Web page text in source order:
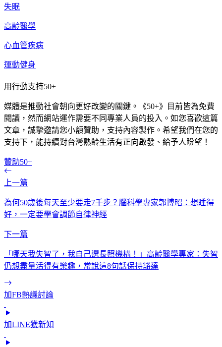
失眠
高齡醫學
心血管疾病
運動健身
用行動支持50+
媒體是推動社會朝向更好改變的關鍵。《50+》目前皆為免費
閱讀，然而網站運作需要不同專業人員的投入。如您喜歡這篇
文章，誠摯邀請您小額贊助，支持內容製作。希望我們在您的
支持下，能持續對台灣熟齡生活有正向啟發、給予人盼望！
贊助50+
上一篇
為何50歲後每天至少要走7千步？腦科學專家郭博昭：想睡得
好，一定要學會調節自律神經
下一篇
「哪天我失智了，我自己選長照機構！」高齡醫學專家：失智
仍想盡量活得有樂趣，常說這8句話保持豁達
加FB熱議討論
加LINE獲新知